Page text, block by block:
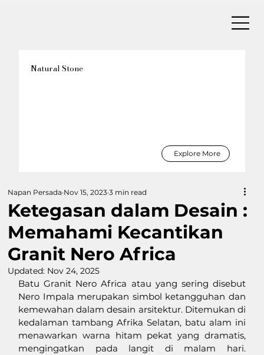
Ketegasan dalam Desain :
Memahami Kecantikan
Granit Nero Africa
Napan Persada Nov 15, 2023 3 min read
Updated: Nov 24, 2025
Batu Granit Nero Africa atau yang sering disebut
Nero Impala merupakan simbol ketangguhan dan
kemewahan dalam desain arsitektur. Ditemukan di
kedalaman tambang Afrika Selatan, batu alam ini
menawarkan warna hitam pekat yang dramatis,
mengingatkan pada langit di malam hari.
Natural Stone
Explore More